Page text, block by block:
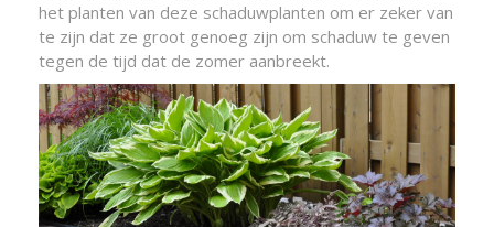
het planten van deze schaduwplanten om er zeker van
te zijn dat ze groot genoeg zijn om schaduw te geven
tegen de tijd dat de zomer aanbreekt.